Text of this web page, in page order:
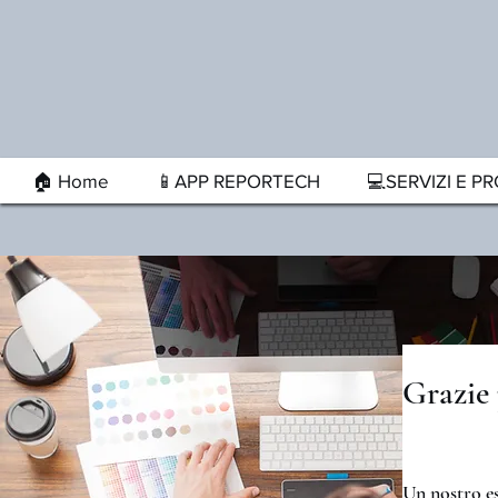
🏠 Home 📱APP REPORTECH 💻SERVIZI E
Un nostro